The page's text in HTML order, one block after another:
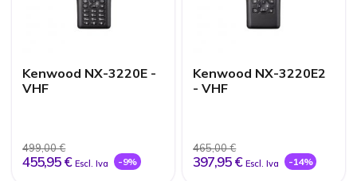
Kenwood NX-3220E -
VHF
499,00 €
455,95 € Escl. Iva -9%
Kenwood NX-3220E2
- VHF
465,00 €
397,95 € Escl. Iva -14%